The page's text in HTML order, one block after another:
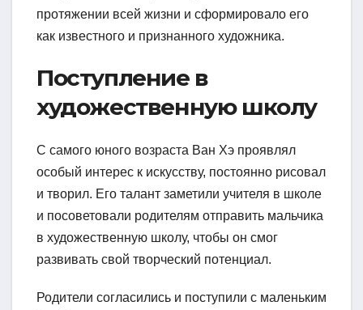
протяжении всей жизни и сформировало его
как известного и признанного художника.
Поступление в
художественную школу
С самого юного возраста Ван Хэ проявлял
особый интерес к искусству, постоянно рисовал
и творил. Его талант заметили учителя в школе
и посоветовали родителям отправить мальчика
в художественную школу, чтобы он смог
развивать свой творческий потенциал.
Родители согласились и поступили с маленьким